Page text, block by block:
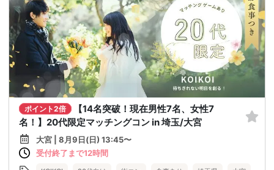
ポイント2倍
【14名突破！現在男性7名、女性7
名！】20代限定マッチングコン in 埼玉/大宮
大宮 | 8月9日(日) 13:45〜
受付終了まで12時間